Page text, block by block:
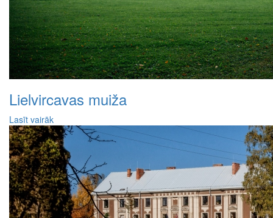
Lielvircavas muiža
Lasīt vairāk